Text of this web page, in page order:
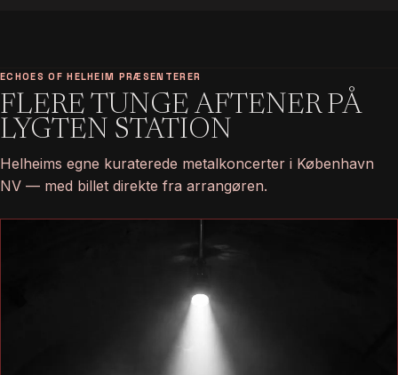
ECHOES OF HELHEIM PRÆSENTERER
FLERE TUNGE AFTENER PÅ
LYGTEN STATION
Helheims egne kuraterede metalkoncerter i København
NV — med billet direkte fra arrangøren.